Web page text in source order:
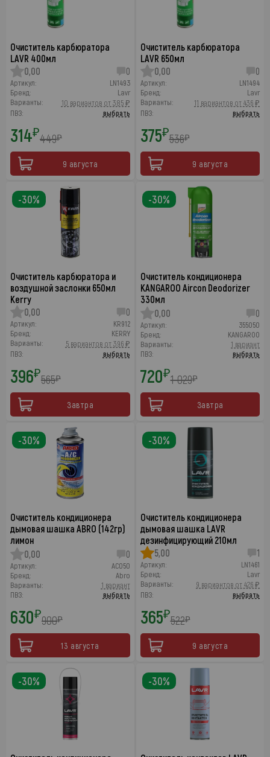
Очиститель карбюратора
LAVR 400мл
0,00
0
Артикул:
LN1493
Бренд:
Lavr
Варианты:
10 вариантов от 385 ₽
ПВЗ:
выбрать
314₽449₽
9 августа
Очиститель карбюратора
LAVR 650мл
0,00
0
Артикул:
LN1494
Бренд:
Lavr
Варианты:
11 вариантов от 436 ₽
ПВЗ:
выбрать
375₽536₽
9 августа
Очиститель карбюратора и
воздушной заслонки 650мл
Kerry
0,00
0
Артикул:
KR912
Бренд:
KERRY
Варианты:
5 вариантов от 396 ₽
ПВЗ:
выбрать
396₽565₽
Завтра
-30%
Очиститель кондиционера
KANGAROO Aircon Deodorizer
330мл
0,00
0
Артикул:
355050
Бренд:
KANGAROO
Варианты:
1 вариант
ПВЗ:
выбрать
720₽1 029₽
Завтра
-30%
Очиститель кондиционера
дымовая шашка ABRO (142гр)
лимон
0,00
0
Артикул:
AC050
Бренд:
Abro
Варианты:
1 вариант
ПВЗ:
выбрать
630₽900₽
13 августа
-30%
Очиститель кондиционера
дымовая шашка LAVR
дезинфицирующий 210мл
5,00
1
Артикул:
LN1461
Бренд:
Lavr
Варианты:
9 вариантов от 426 ₽
ПВЗ:
выбрать
365₽522₽
9 августа
-30%
-30% -30%